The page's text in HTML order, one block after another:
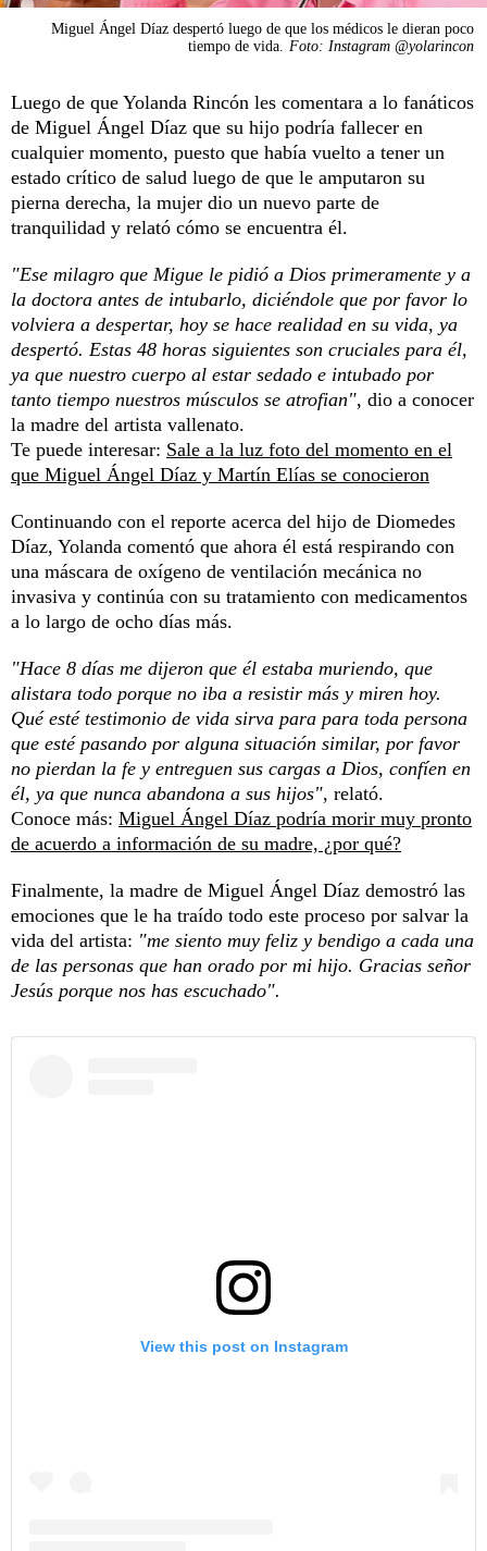
Miguel Ángel Díaz despertó luego de que los médicos le dieran poco
tiempo de vida.
Foto: Instagram @yolarincon
Luego de que Yolanda Rincón les comentara a lo fanáticos
de Miguel Ángel Díaz que su hijo podría fallecer en
cualquier momento, puesto que había vuelto a tener un
estado crítico de salud luego de que le amputaron su
pierna derecha, la mujer dio un nuevo parte de
tranquilidad y relató cómo se encuentra él.
"Ese milagro que Migue le pidió a Dios primeramente y a
la doctora antes de intubarlo, diciéndole que por favor lo
volviera a despertar, hoy se hace realidad en su vida, ya
despertó. Estas 48 horas siguientes son cruciales para él,
ya que nuestro cuerpo al estar sedado e intubado por
tanto tiempo nuestros músculos se atrofian", dio a conocer
la madre del artista vallenato.
Te puede interesar: Sale a la luz foto del momento en el
que Miguel Ángel Díaz y Martín Elías se conocieron
Continuando con el reporte acerca del hijo de Diomedes
Díaz, Yolanda comentó que ahora él está respirando con
una máscara de oxígeno de ventilación mecánica no
invasiva y continúa con su tratamiento con medicamentos
a lo largo de ocho días más.
"Hace 8 días me dijeron que él estaba muriendo, que
alistara todo porque no iba a resistir más y miren hoy.
Qué esté testimonio de vida sirva para para toda persona
que esté pasando por alguna situación similar, por favor
no pierdan la fe y entreguen sus cargas a Dios, confíen en
él, ya que nunca abandona a sus hijos", relató.
Conoce más: Miguel Ángel Díaz podría morir muy pronto
de acuerdo a información de su madre, ¿por qué?
Finalmente, la madre de Miguel Ángel Díaz demostró las
emociones que le ha traído todo este proceso por salvar la
vida del artista: "me siento muy feliz y bendigo a cada una
de las personas que han orado por mi hijo. Gracias señor
Jesús porque nos has escuchado".
View this post on Instagram